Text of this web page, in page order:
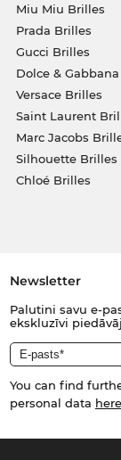
Miu Miu Brilles
Prada Brilles
Gucci Brilles
Dolce &
Versace Brilles
Saint Laurent
Marc Jacobs
Silhouette Brilles
Chloé Brilles
Newsletter
Palutini savu e-
ekskluzīvi
You can find
personal data here